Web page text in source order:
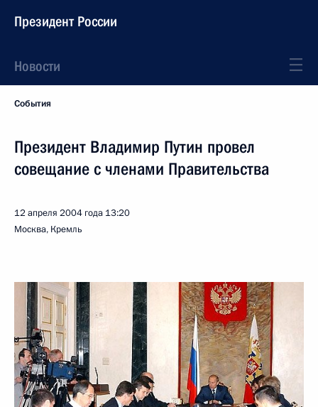
Президент России
Новости
События
Президент Владимир Путин провел
совещание с членами Правительства
12 апреля 2004 года 13:20
Москва, Кремль